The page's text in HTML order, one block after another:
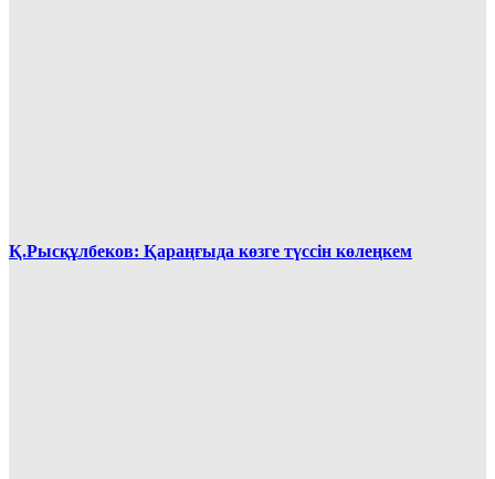
Қ.Рысқұлбеков: Қараңғыда көзге түссін көлеңкем